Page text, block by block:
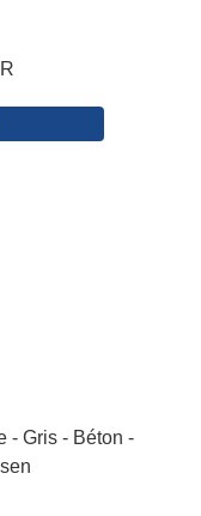
- Gris - Béton -